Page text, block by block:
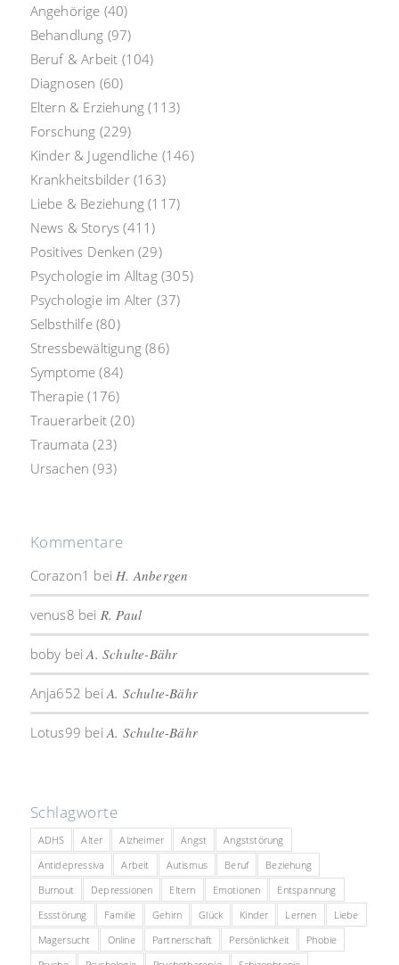
Angehörige (40)
Behandlung (97)
Beruf & Arbeit (104)
Diagnosen (60)
Eltern & Erziehung (113)
Forschung (229)
Kinder & Jugendliche (146)
Krankheitsbilder(163)
Liebe & Beziehung (117)
News & Storys (411)
Positives Denken (29)
Psychologie im Alltag(305)
Psychologie im Alter (37)
Selbsthilfe(80)
Stressbewältigung (86)
Symptome (84)
Therapie (176)
Trauerarbeit (20)
Traumata (23)
Ursachen (93)
Kommentare
Corazon1 bei H. Anbergen
venus8 bei R. Paul
boby beiA. Schulte-Bähr
Anja652 bei A. Schulte-Bähr
Lotus99 bei A. Schulte-Bähr
Schlagworte
ADHS Alter Alzheimer Angst
Angststörung
Antidepressiva
Arbeit Autismus Beruf
Beziehung
Burnout
Depressionen Eltern Emotionen
Entspannung
Essstörung
Familie Gehirn Glück Kinder Lernen
Liebe
Magersucht
Online Partnerschaft Persönlichkeit
Phobie